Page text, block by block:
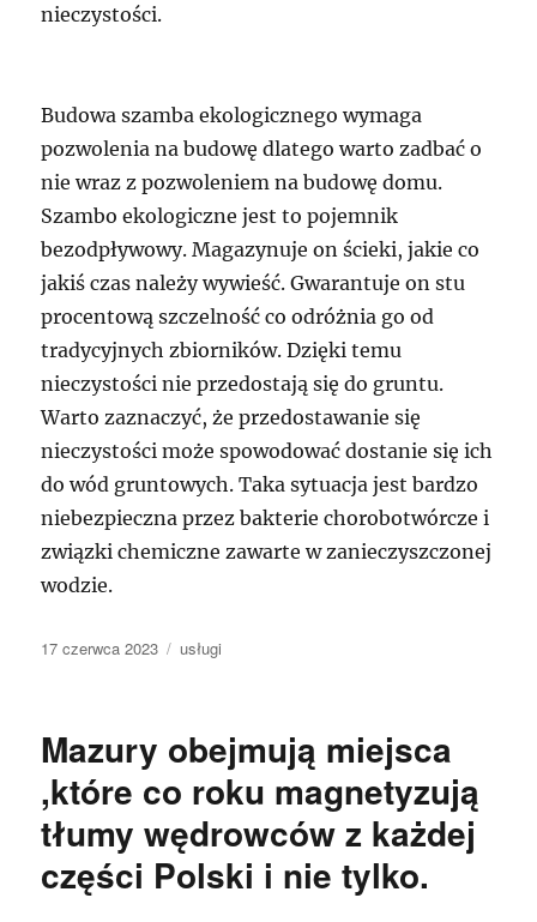
nieczystości.
Budowa szamba ekologicznego wymaga
pozwolenia na budowę dlatego warto zadbać o
nie wraz z pozwoleniem na budowę domu.
Szambo ekologiczne jest to pojemnik
bezodpływowy. Magazynuje on ścieki, jakie co
jakiś czas należy wywieść. Gwarantuje on stu
procentową szczelność co odróżnia go od
tradycyjnych zbiorników. Dzięki temu
nieczystości nie przedostają się do gruntu.
Warto zaznaczyć, że przedostawanie się
nieczystości może spowodować dostanie się ich
do wód gruntowych. Taka sytuacja jest bardzo
niebezpieczna przez bakterie chorobotwórcze i
związki chemiczne zawarte w zanieczyszczonej
wodzie.
Data
17 czerwca 2023 Kategorie
usługi
Mazury obejmują miejsca
,które co roku magnetyzują
tłumy wędrowców z każdej
części Polski i nie tylko.